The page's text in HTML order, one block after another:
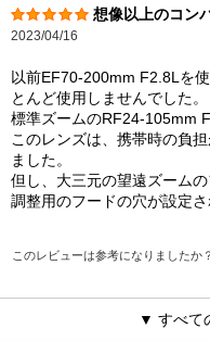
想像以上のコン
2023/04/16
以前EF70-200mm F2.8Lを
とんど使用しませんでした。
標準ズームのRF24-105mm
このレンズは、携帯時の負
ました。
但し、大三元の望遠ズーム
調整用のフードの穴が設定
このレビューは参考になりましたか？
▼ すべて